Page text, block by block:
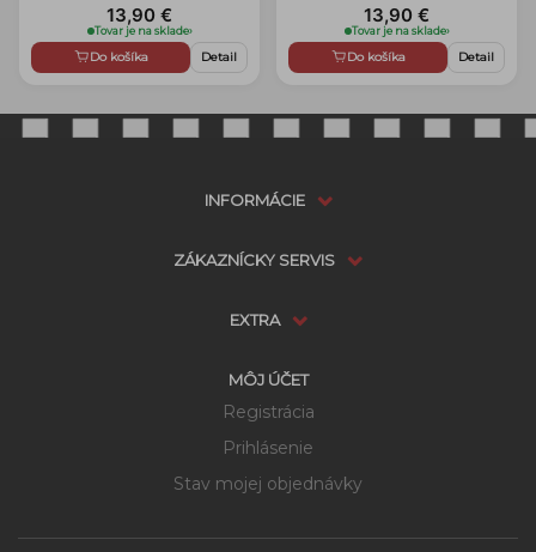
13,90 €
Tovar je na sklade›
Do košíka Detail
13,90 €
Tovar je na sklade›
Do košíka Detail
INFORMÁCIE
ZÁKAZNÍCKY SERVIS
EXTRA
MÔJ ÚČET
Registrácia
Prihlásenie
Stav mojej objednávky